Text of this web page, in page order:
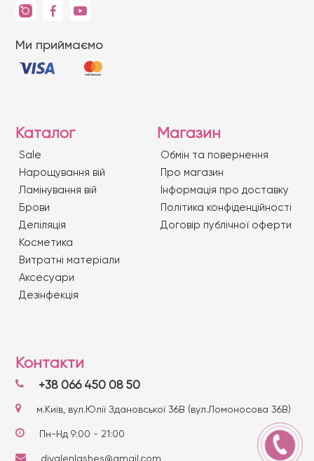
Ми приймаємо
Каталог
Sale
Нарощування вій
Ламінування вій
Брови
Депіляція
Косметика
Витратні матеріали
Аксесуари
Дезінфекція
Магазин
Обмін та повернення
Про магазин
Iнформація про доставку
Політика конфіденційності
Договір публічної оферти
Контакти
+38 066 450 08 50
м.Київ, вул.Юлії Здановської 36В (вул.Ломоносова 36В)
Пн-Нд 9:00 - 21:00
divalenlashes@gmail.com